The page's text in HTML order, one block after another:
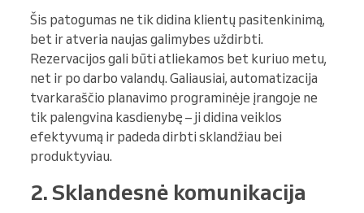
Šis patogumas ne tik didina klientų pasitenkinimą,
bet ir atveria naujas galimybes uždirbti.
Rezervacijos gali būti atliekamos bet kuriuo metu,
net ir po darbo valandų. Galiausiai, automatizacija
tvarkaraščio planavimo programinėje įrangoje ne
tik palengvina kasdienybę – ji didina veiklos
efektyvumą ir padeda dirbti sklandžiau bei
produktyviau.
2. Sklandesnė komunikacija